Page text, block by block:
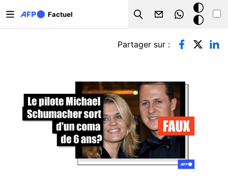
Factuel
Search
Mode
sombre
Onglets principaux
Partager sur :